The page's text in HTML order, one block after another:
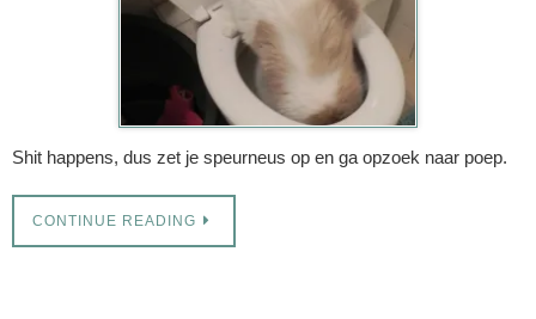
Shit happens, dus zet je speurneus op en ga opzoek naar poep.
CONTINUE READING